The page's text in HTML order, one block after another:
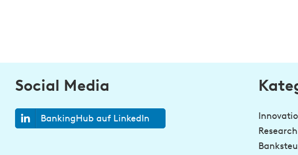
Social Media
BankingHub auf LinkedIn